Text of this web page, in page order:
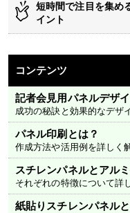
短時間で注目を集め
イント
コンテンツ
記者会見用パネルデザ
成功の秘訣と効果的なデザ
パネル印刷とは？
作成方法や活用例を詳しく
スチレンパネルとアル
それぞれの特徴について詳
紙貼りスチレンパネル